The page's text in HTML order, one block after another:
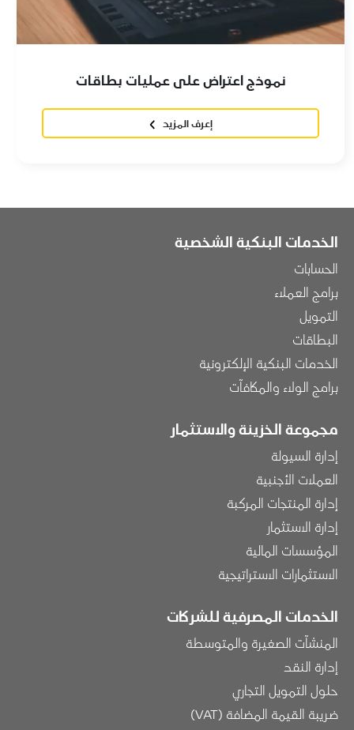
نموذج اعتراض على عمليات بطاقات
إعرف المزيد
الخدمات البنكية الشخصية
الحسابات
برامج العملاء
التمويل
البطاقات
الخدمات البنكية الإلكترونية
برامج الولاء والمكافآت
مجموعة الخزينة والاستثمار
إدارة السيولة
العملات الأجنبية
إدارة المنتجات المركبة
إدارة الاستثمار
المؤسسات المالية
الاستثمارات الاستراتيجية
الخدمات المصرفية للشركات
المنشآت الصغيرة والمتوسطة
إدارة النقد
حلول التمويل التجاري
ضريبة القيمة المضافة (VAT)